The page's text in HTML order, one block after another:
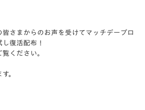
皆さまからのお声を受けてマッチデープロ
復活配布！
ください。
。